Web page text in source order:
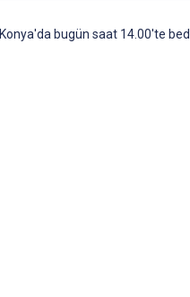
Konya'da bugün saat 14.00'te